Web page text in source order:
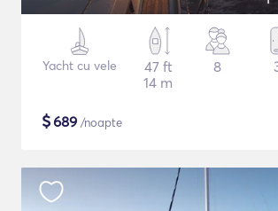
Yacht cu vele
47 ft
14 m
8
$689 /noapte